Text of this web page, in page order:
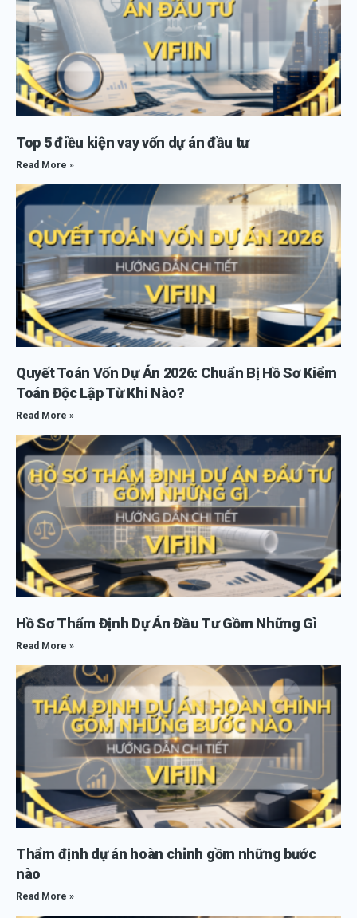
Top 5 điều kiện vay vốn dự án đầu tư
Read More »
Quyết Toán Vốn Dự Án 2026: Chuẩn Bị Hồ Sơ Kiểm
Toán Độc Lập Từ Khi Nào?
Read More »
Hồ Sơ Thẩm Định Dự Án Đầu Tư Gồm Những Gì
Read More »
Thẩm định dự án hoàn chỉnh gồm những bước
nào
Read More »